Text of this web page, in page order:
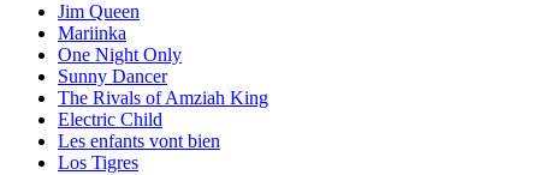
Jim Queen
Mariinka
One Night Only
Sunny Dancer
The Rivals of Amziah King
Electric Child
Les enfants vont bien
Los Tigres